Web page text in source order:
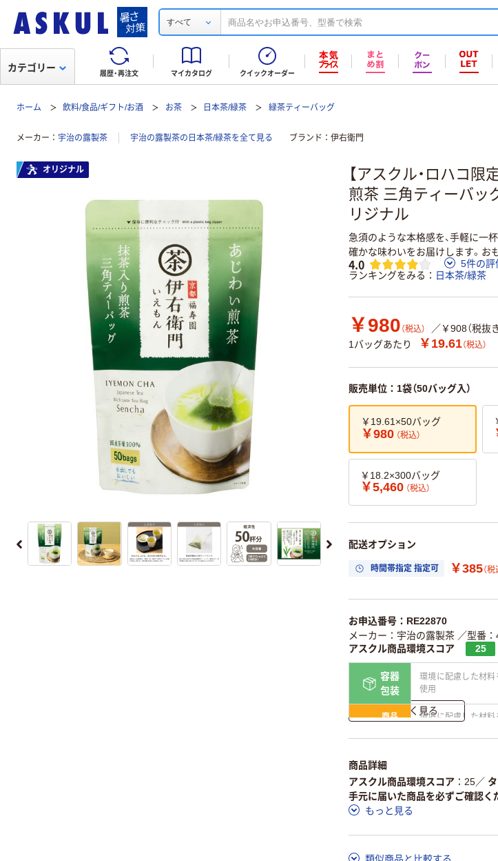
すべて
履歴・再注文 マイカタログ クイックオーダー
カテゴリー
ホーム 飲料/食品/ギフト/お酒 お茶 日本茶/緑茶 緑茶ティーバッグ
メーカー 宇治の露製茶 宇治の露製茶の日本茶/緑茶を全て見る ブランド 伊右衛門
【アスクル・ロハコ
煎茶 三角ティーバッ
リジナル
急須のような本格感を、手軽に一
確かな味わいをお届けします。お
4.0 5件の評
ランキングをみる
日本茶/緑茶
￥980 （税込） ／￥908（税抜き
1バッグあたり
￥19.61（税込）
販売単位：1袋（50バッグ入）
￥19.61×50バッグ
￥980 （税込）
￥18.2×300バッグ
￥5,460 （税込）
配送オプション
時間帯指定 指定可 ￥385（税
お申込番号：RE22870
メーカー：宇治の露製茶 ／型番
アスクル商品環境スコア
25
容器
包装
環境に配慮した材料
使用
商品
環境に配慮した材料
仕組
この商品の環境配慮ポイントです
ア詳細／加点項目
詳しく見る
商品詳細
アスクル商品環境スコア 25／
手元に届いた商品を必ずご確認く
もっと見る
オリジナル